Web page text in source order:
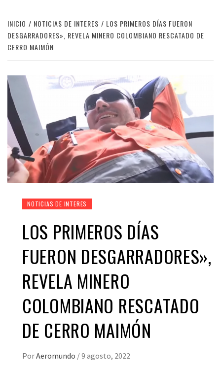
INICIO NOTICIAS DE INTERES
LOS PRIMEROS DÍAS FUERON
DESGARRADORES», REVELA MINERO COLOMBIANO RESCATADO DE
CERRO MAIMÓN
NOTICIAS DE INTERES
LOS PRIMEROS DÍAS
FUERON DESGARRADORES»,
REVELA MINERO
COLOMBIANO RESCATADO
DE CERRO MAIMÓN
PorAeromundo /9 agosto, 2022